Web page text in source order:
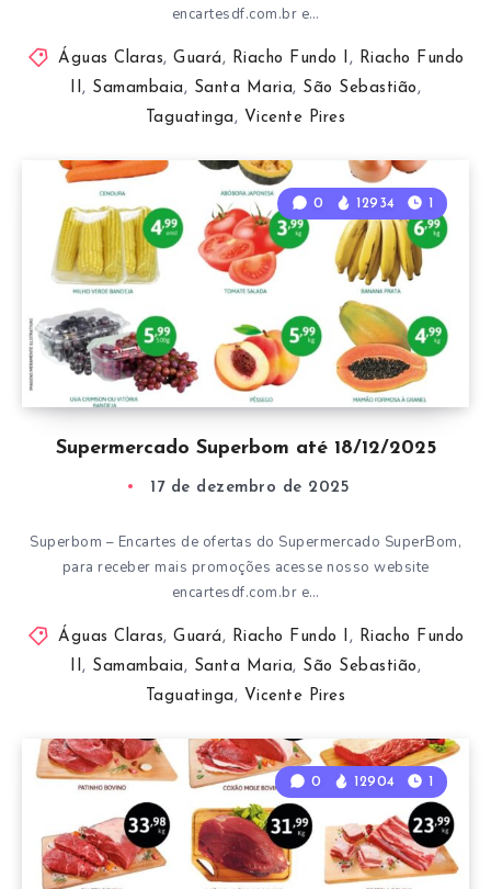
encartesdf.com.br e…
Águas Claras, Guará , Riacho Fundo I , Riacho Fundo
, Samambaia , Santa Maria, São Sebastião ,
Taguatinga , Vicente Pires
Supermercado Superbom até 18/12/2025
0 12934 1
17 de dezembro de 2025
Superbom – Encartes de ofertas do Supermercado SuperBom,
para receber mais promoções acesse nosso website
encartesdf.com.br e…
Águas Claras, Guará , Riacho Fundo I , Riacho Fundo
, Samambaia , Santa Maria, São Sebastião ,
Taguatinga , Vicente Pires
0 12904 1